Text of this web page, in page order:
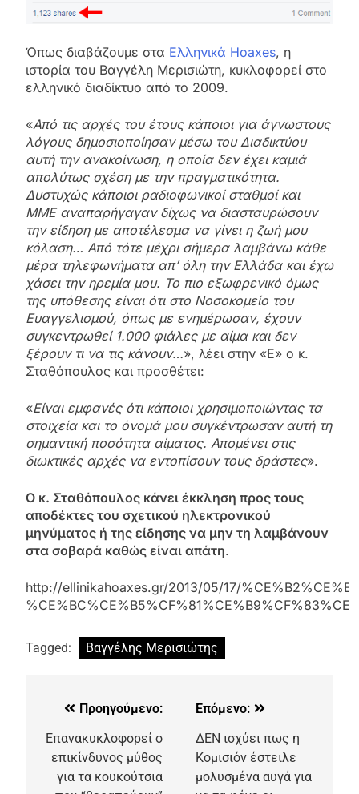
Όπως διαβάζουμε στα Ελληνικά Hoaxes, η
ιστορία του Βαγγέλη Μερισιώτη, κυκλοφορεί στο
ελληνικό διαδίκτυο από το 2009.
«Από τις αρχές του έτους κάποιοι για άγνωστους
λόγους δημοσιοποίησαν μέσω του Διαδικτύου
αυτή την ανακοίνωση, η οποία δεν έχει καμιά
απολύτως σχέση με την πραγματικότητα.
Δυστυχώς κάποιοι ραδιοφωνικοί σταθμοί και
ΜΜΕ αναπαρήγαγαν δίχως να διασταυρώσουν
την είδηση με αποτέλεσμα να γίνει η ζωή μου
κόλαση… Από τότε μέχρι σήμερα λαμβάνω κάθε
μέρα τηλεφωνήματα απ’ όλη την Ελλάδα και έχω
χάσει την ηρεμία μου. Το πιο εξωφρενικό όμως
της υπόθεσης είναι ότι στο Νοσοκομείο του
Ευαγγελισμού, όπως με ενημέρωσαν, έχουν
συγκεντρωθεί 1.000 φιάλες με αίμα και δεν
ξέρουν τι να τις κάνουν…», λέει στην «Ε» ο κ.
Σταθόπουλος και προσθέτει:
«Είναι εμφανές ότι κάποιοι χρησιμοποιώντας τα
στοιχεία και το όνομά μου συγκέντρωσαν αυτή τη
σημαντική ποσότητα αίματος. Απομένει στις
διωκτικές αρχές να εντοπίσουν τους δράστες».
Ο κ. Σταθόπουλος κάνει έκκληση προς τους
αποδέκτες του σχετικού ηλεκτρονικού
μηνύματος ή της είδησης να μην τη λαμβάνουν
στα σοβαρά καθώς είναι απάτη.
http://ellinikahoaxes.gr/2013/05/17/
Tagged: Βαγγέλης Μερισιώτης
Προηγούμενο:
Επανακυκλοφορεί ο
επικίνδυνος μύθος
για τα κουκούτσια
Επόμενο:
ΔΕΝ ισχύει πως η
Κομισιόν έστειλε
μολυσμένα αυγά για